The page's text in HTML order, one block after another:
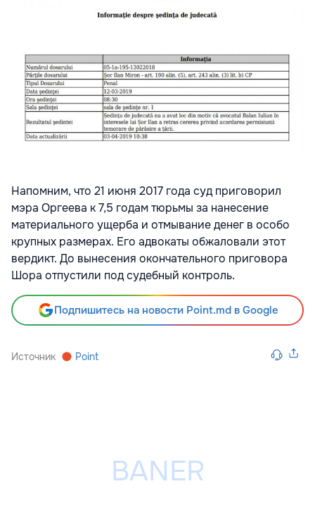
Напомним, что 21 июня 2017 года суд приговорил
мэра Оргеева к 7,5 годам тюрьмы за нанесение
материального ущерба и отмывание денег в особо
крупных размерах. Его адвокаты обжаловали этот
вердикт. До вынесения окончательного приговора
Шора отпустили под судебный контроль.
Подпишитесь на новости Point.md в Google
Источник Point